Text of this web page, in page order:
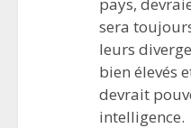
sera
leurs
bien élevés
devrait
intelligence.